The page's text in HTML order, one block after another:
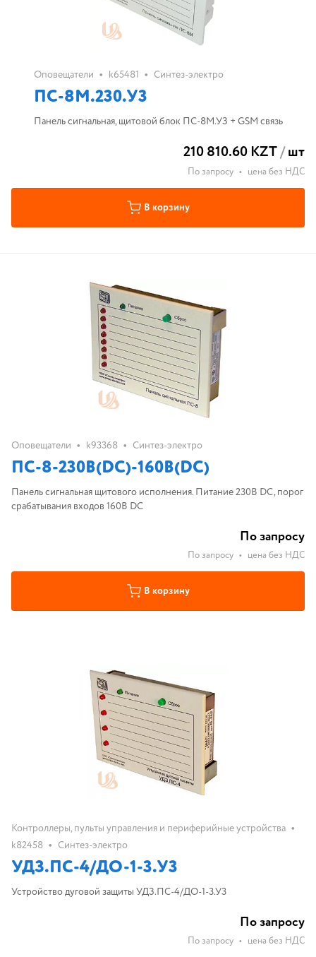
Оповещатели • k65481 • Синтез-электро
ПС-8М.230.У3
Панель сигнальная, щитовой блок ПС-8М.УЗ + GSM связь
210 810.60 KZT/шт
По запросу • цена без НДС
В корзину
Оповещатели • k93368 • Синтез-электро
ПС-8-230В(DC)-160В(DC)
Панель сигнальная щитового исполнения. Питание 230В DC, порог
срабатывания входов 160В DC
По запросу
По запросу • цена без НДС
В корзину
Контроллеры, пульты управления и периферийные устройства •
k82458 • Синтез-электро
УДЗ.ПС-4/ДО-1-3.У3
Устройство дуговой защиты УДЗ.ПС-4/ДО-1-3.У3
По запросу
По запросу • цена без НДС